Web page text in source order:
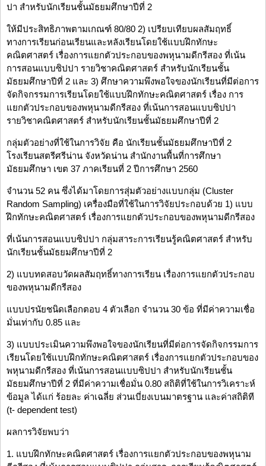
ปา สำหรับนักเรียนชั้นมัธยมศึกษาปีที่ 2
ให้มีประสิทธิภาพตามเกณฑ์ 80/80 2) เปรียบเทียบผลสัมฤทธิ์
ทางการเรียนก่อนเรียนและหลังเรียนโดยใช้แบบฝึกทักษะ
คณิตศาสตร์ เรื่องการแยกตัวประกอบของพหุนามดีกรีสอง ที่เน้น
การสอนแบบซิปปา รายวิชาคณิตศาสตร์ สำหรับนักเรียนชั้น
มัธยมศึกษาปีที่ 2 และ 3) ศึกษาความพึงพอใจของนักเรียนที่มีต่อการ
จัดกิจกรรมการเรียนโดยใช้แบบฝึกทักษะคณิตศาสตร์ เรื่อง การ
แยกตัวประกอบของพหุนามดีกรีสอง ที่เน้นการสอนแบบซิปปา
รายวิชาคณิตศาสตร์ สำหรับนักเรียนชั้นมัธยมศึกษาปีที่ 2
กลุ่มตัวอย่างที่ใช้ในการวิจัย คือ นักเรียนชั้นมัธยมศึกษาปีที่ 2
โรงเรียนสตรีศรีน่าน จังหวัดน่าน สำนักงานพื้นที่การศึกษา
มัธยมศึกษา เขต 37 ภาคเรียนที่ 2 ปีการศึกษา 2560
จำนวน 52 คน ซึ่งได้มาโดยการสุ่มตัวอย่างแบบกลุ่ม (Cluster
Random Sampling) เครื่องมือที่ใช้ในการวิจัยประกอบด้วย 1) แบบ
ฝึกทักษะคณิตศาสตร์ เรื่องการแยกตัวประกอบของพหุนามดีกรีสอง
ที่เน้นการสอนแบบซิปปา กลุ่มสาระการเรียนรู้คณิตศาสตร์ สำหรับ
นักเรียนชั้นมัธยมศึกษาปีที่ 2
2) แบบทดสอบวัดผลสัมฤทธิ์ทางการเรียน เรื่องการแยกตัวประกอบ
ของพหุนามดีกรีสอง
แบบปรนัยชนิดเลือกตอบ 4 ตัวเลือก จำนวน 30 ข้อ ที่มีค่าความเชื่อ
มั่นเท่ากับ 0.85 และ
3) แบบประเมินความพึงพอใจของนักเรียนที่มีต่อการจัดกิจกรรมการ
เรียนโดยใช้แบบฝึกทักษะคณิตศาสตร์ เรื่องการแยกตัวประกอบของ
พหุนามดีกรีสอง ที่เน้นการสอนแบบซิปปา สำหรับนักเรียนชั้น
มัธยมศึกษาปีที่ 2 ที่มีค่าความเชื่อมั่น 0.80 สถิติที่ใช้ในการวิเคราะห์
ข้อมูล ได้แก่ ร้อยละ ค่าเฉลี่ย ส่วนเบี่ยงเบนมาตรฐาน และค่าสถิติที
(t- dependent test)
ผลการวิจัยพบว่า
1. แบบฝึกทักษะคณิตศาสตร์ เรื่องการแยกตัวประกอบของพหุนาม